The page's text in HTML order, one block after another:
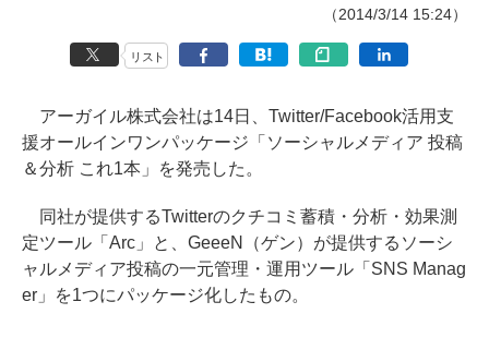
（2014/3/14 15:24）
リスト
アーガイル株式会社は14日、Twitter/Facebook活用支
援オールインワンパッケージ「ソーシャルメディア 投稿
＆分析 これ1本」を発売した。
同社が提供するTwitterのクチコミ蓄積・分析・効果測
定ツール「Arc」と、GeeeN（ゲン）が提供するソーシ
ャルメディア投稿の一元管理・運用ツール「SNS Manag
er」を1つにパッケージ化したもの。